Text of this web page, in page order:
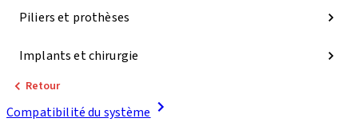
Piliers et prothèses
Implants et chirurgie
Retour
Compatibilité du système